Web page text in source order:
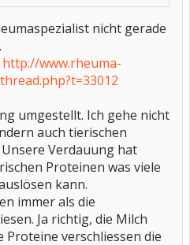
nicht gerade
.
http://www.rheuma-
umgestellt. Ich gehe nicht
auch tierischen
Verdauung hat
Proteinen was viele
kann.
immer als die
Ja richtig, die Milch
Proteine verschliessen die